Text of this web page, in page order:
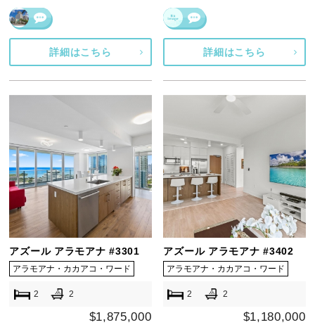
詳細はこちら 詳細はこちら
アズール アラモアナ #3301
アラモアナ・カカアコ・ワード
2 2
$1,875,000
アズール アラモアナ #3402
アラモアナ・カカアコ・ワード
2 2
$1,180,000